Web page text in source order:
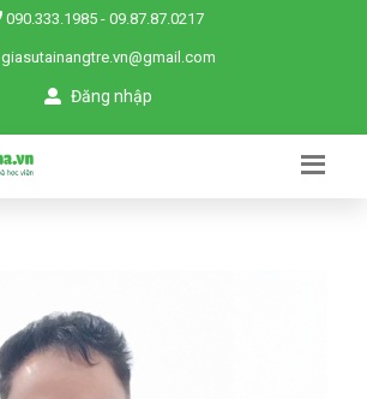
090.333.1985 - 09.87.87.0217
giasutainangtre.vn@gmail.com
Đăng nhập